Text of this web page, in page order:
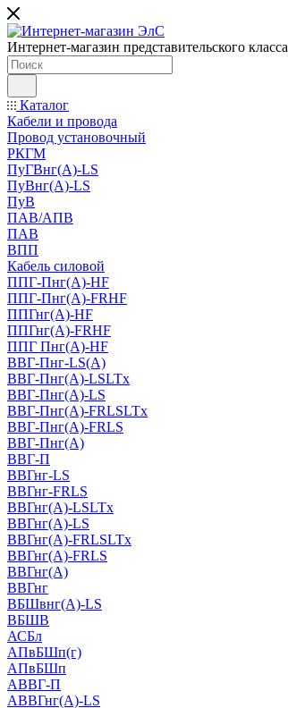
Интернет-магазин представительского класса
Каталог
Кабели и провода
Провод установочный
РКГМ
ПуГВнг(А)-LS
ПуВнг(А)-LS
ПуВ
ПАВ/АПВ
ПАВ
ВПП
Кабель силовой
ППГ-Пнг(А)-HF
ППГ-Пнг(А)-FRHF
ППГнг(А)-HF
ППГнг(А)-FRHF
ППГ Пнг(А)-HF
ВВГ-Пнг-LS(А)
ВВГ-Пнг(А)-LSLTx
ВВГ-Пнг(А)-LS
ВВГ-Пнг(А)-FRLSLTx
ВВГ-Пнг(А)-FRLS
ВВГ-Пнг(А)
ВВГ-П
ВВГнг-LS
ВВГнг-FRLS
ВВГнг(А)-LSLTx
ВВГнг(А)-LS
ВВГнг(А)-FRLSLTx
ВВГнг(А)-FRLS
ВВГнг(А)
ВВГнг
ВБШвнг(А)-LS
ВБШВ
АСБл
АПвБШп(г)
АПвБШп
АВВГ-П
АВВГнг(А)-LS